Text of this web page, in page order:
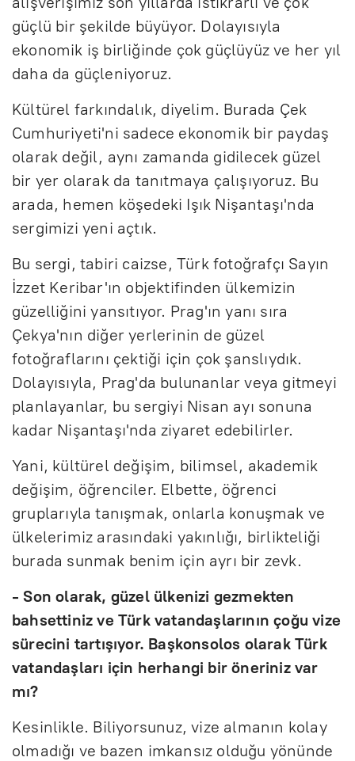
güçlü bir şekilde büyüyor. Dolayısıyla
ekonomik iş birliğinde çok güçlüyüz ve her yıl
daha da güçleniyoruz.
Kültürel farkındalık, diyelim. Burada Çek
Cumhuriyeti'ni sadece ekonomik bir paydaş
olarak değil, aynı zamanda gidilecek güzel
bir yer olarak da tanıtmaya çalışıyoruz. Bu
arada, hemen köşedeki Işık Nişantaşı'nda
sergimizi yeni açtık.
Bu sergi, tabiri caizse, Türk fotoğrafçı Sayın
İzzet Keribar'ın objektifinden ülkemizin
güzelliğini yansıtıyor. Prag'ın yanı sıra
Çekya'nın diğer yerlerinin de güzel
fotoğraflarını çektiği için çok şanslıydık.
Dolayısıyla, Prag'da bulunanlar veya gitmeyi
planlayanlar, bu sergiyi Nisan ayı sonuna
kadar Nişantaşı'nda ziyaret edebilirler.
Yani, kültürel değişim, bilimsel, akademik
değişim, öğrenciler. Elbette, öğrenci
gruplarıyla tanışmak, onlarla konuşmak ve
ülkelerimiz arasındaki yakınlığı, birlikteliği
burada sunmak benim için ayrı bir zevk.
- Son olarak, güzel ülkenizi gezmekten
bahsettiniz ve Türk vatandaşlarının çoğu vize
sürecini tartışıyor. Başkonsolos olarak Türk
vatandaşları için herhangi bir öneriniz var
mı?
Kesinlikle. Biliyorsunuz, vize almanın kolay
olmadığı ve bazen imkansız olduğu yönünde